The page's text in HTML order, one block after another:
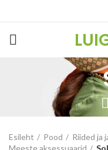
Esileht Pood Riided ja